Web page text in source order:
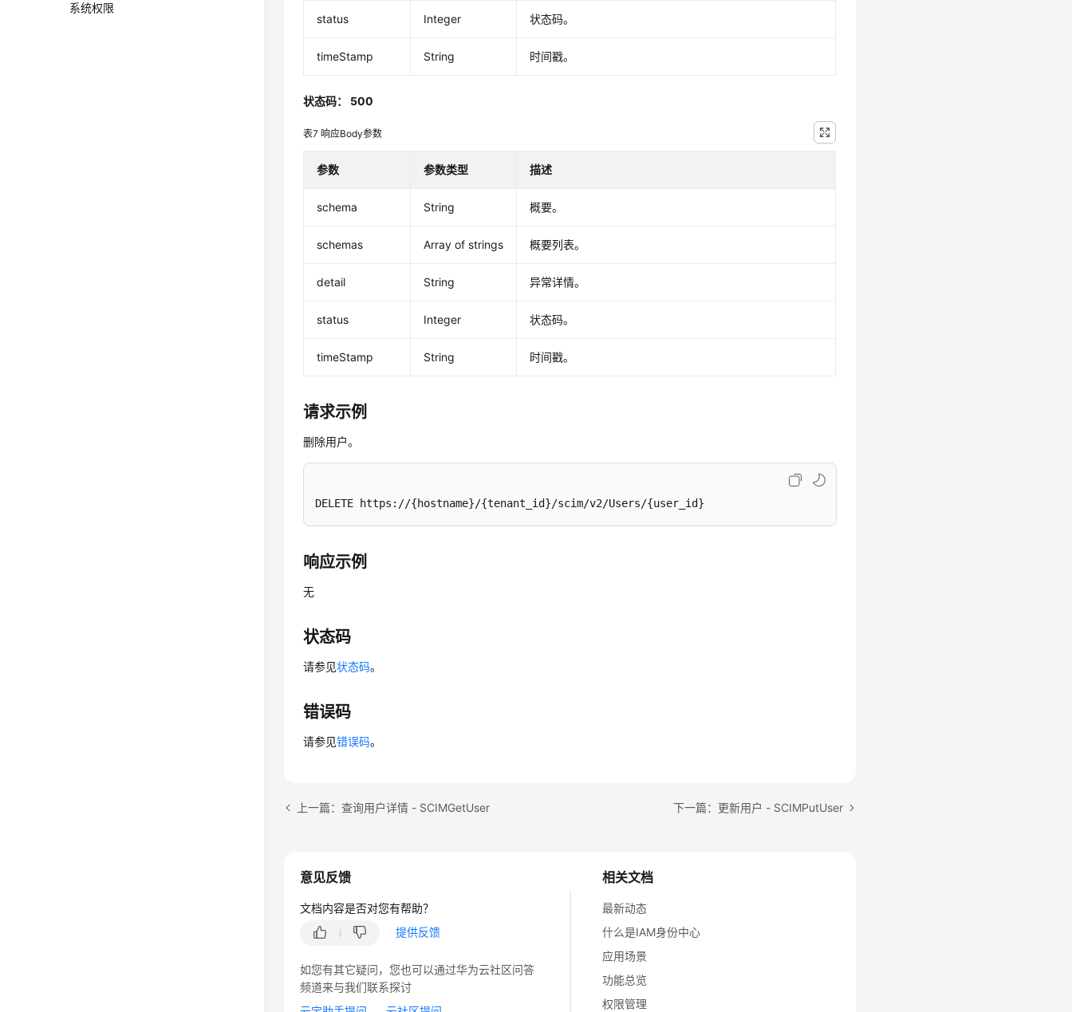
系统权限
status Integer 状态码。
timeStamp String 时间戳。
状态码： 500
表7响应Body参数
参数 参数类型 描述
schema String 概要。
schemas Array of strings 概要列表。
detail String 异常详情。
status Integer 状态码。
timeStamp String 时间戳。
请求示例
删除用户。
DELETE https://{hostname}/{tenant_id}/scim/v2/Users/{user_id}
响应示例
无
状态码
请参见状态码。
错误码
请参见错误码。
上一篇：查询用户详情 - SCIMGetUser 下一篇：更新用户 - SCIMPutUser
相关文档
最新动态
什么是IAM身份中心
应用场景
功能总览
权限管理
意见反馈
文档内容是否对您有帮助？
提供反馈
如您有其它疑问，您也可以通过华为云社区问答
频道来与我们联系探讨